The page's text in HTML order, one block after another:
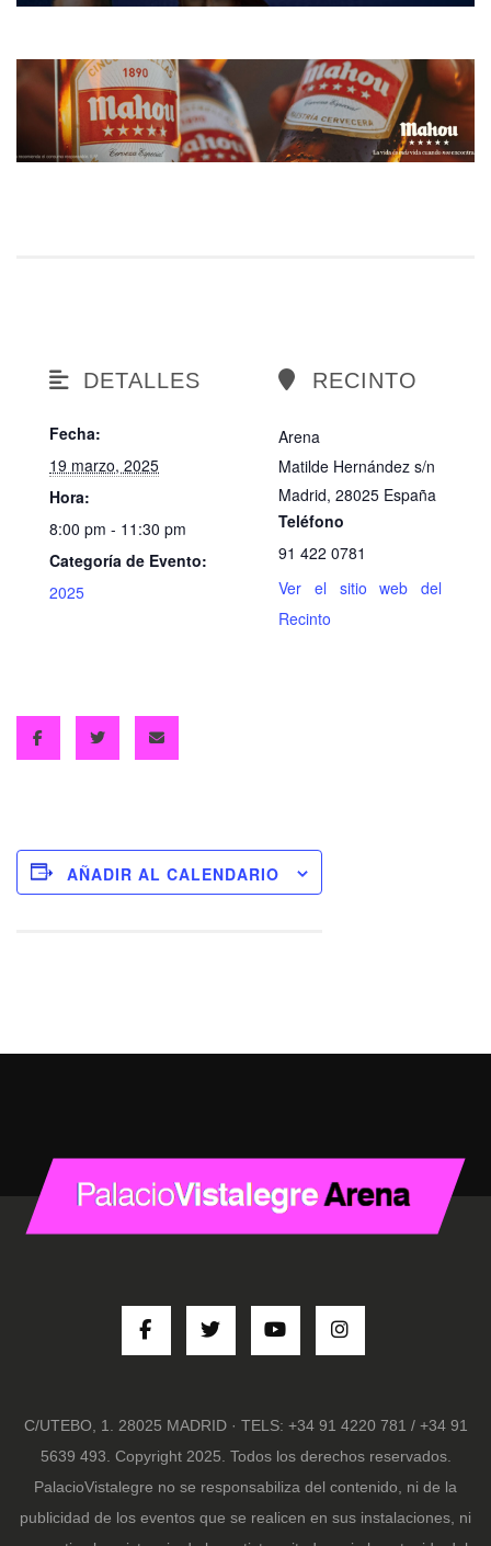
DETALLES
Fecha:
19 marzo, 2025
Hora:
8:00 pm - 11:30 pm
Categoría de Evento:
2025
RECINTO
Arena
Matilde Hernández s/n
Madrid, 28025 España
Teléfono
91 422 0781
Ver el sitio web del
Recinto
AÑADIR AL CALENDARIO
C/UTEBO, 1. 28025 MADRID · TELS: +34 91 4220 781 / +34 91
5639 493. Copyright 2025. Todos los derechos reservados.
PalacioVistalegre no se responsabiliza del contenido, ni de la
publicidad de los eventos que se realicen en sus instalaciones, ni